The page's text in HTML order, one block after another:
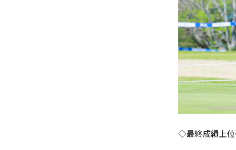
◇最終成績上